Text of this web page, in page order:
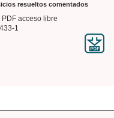
resueltos comentados
acceso libre
1